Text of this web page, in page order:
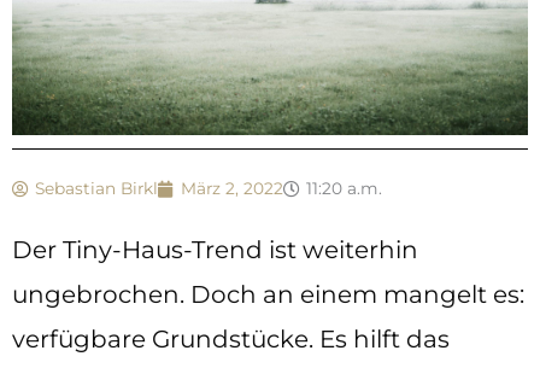
Sebastian Birkl März 2, 2022 11:20 a.m.
Der Tiny-Haus-Trend ist weiterhin
ungebrochen. Doch an einem mangelt es:
verfügbare Grundstücke. Es hilft das